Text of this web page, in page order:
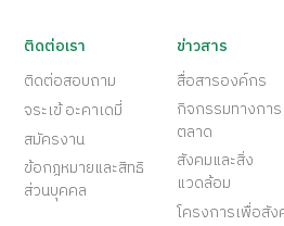
ติดต่อเรา
ติดต่อสอบถาม
จระเข้ อะคาเดมี่
สมัครงาน
ข้อกฎหมายและสิทธิ
ส่วนบุคคล
ข่าวสาร
สื่อสารองค์กร
กิจกรรมทางการ
ตลาด
สังคมและสิ่ง
แวดล้อม
โครงการเพื่อสัง